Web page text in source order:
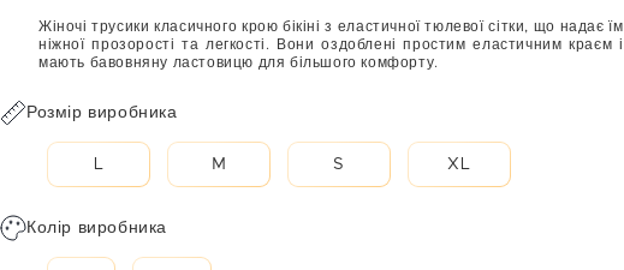
Жіночі трусики класичного крою бікіні з еластичної тюлевої сітки, що надає їм
ніжної прозорості та легкості. Вони оздоблені простим еластичним краєм і
мають бавовняну ластовицю для більшого комфорту.
Розмір виробника
L M S XL
Колір виробника